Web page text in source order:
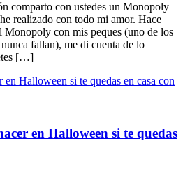
comparto con ustedes un Monopoly
realizado con todo mi amor. Hace
Monopoly con mis peques (uno de los
fallan), me di cuenta de lo
[…]
en Halloween si te quedas